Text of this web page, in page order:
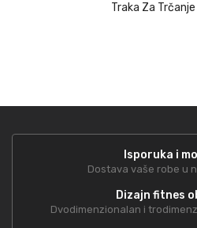
Traka Za
Isporuka i
Dostava vaše robe u
Dizajn fitnes
Dvodimenzionalan i